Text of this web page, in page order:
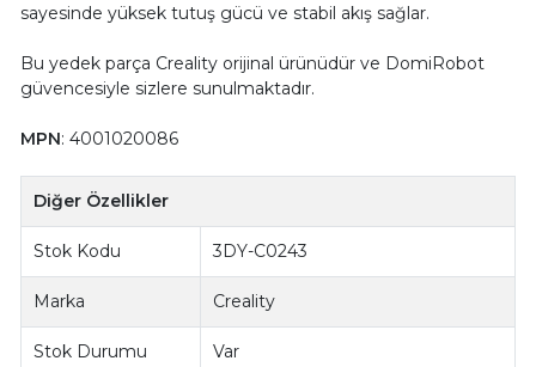
sayesinde yüksek tutuş gücü ve stabil akış sağlar.
Bu yedek parça Creality orijinal ürünüdür ve DomiRobot
güvencesiyle sizlere sunulmaktadır.
MPN: 4001020086
Diğer Özellikler
Stok Kodu 3DY-C0243
Marka Creality
Stok Durumu Var